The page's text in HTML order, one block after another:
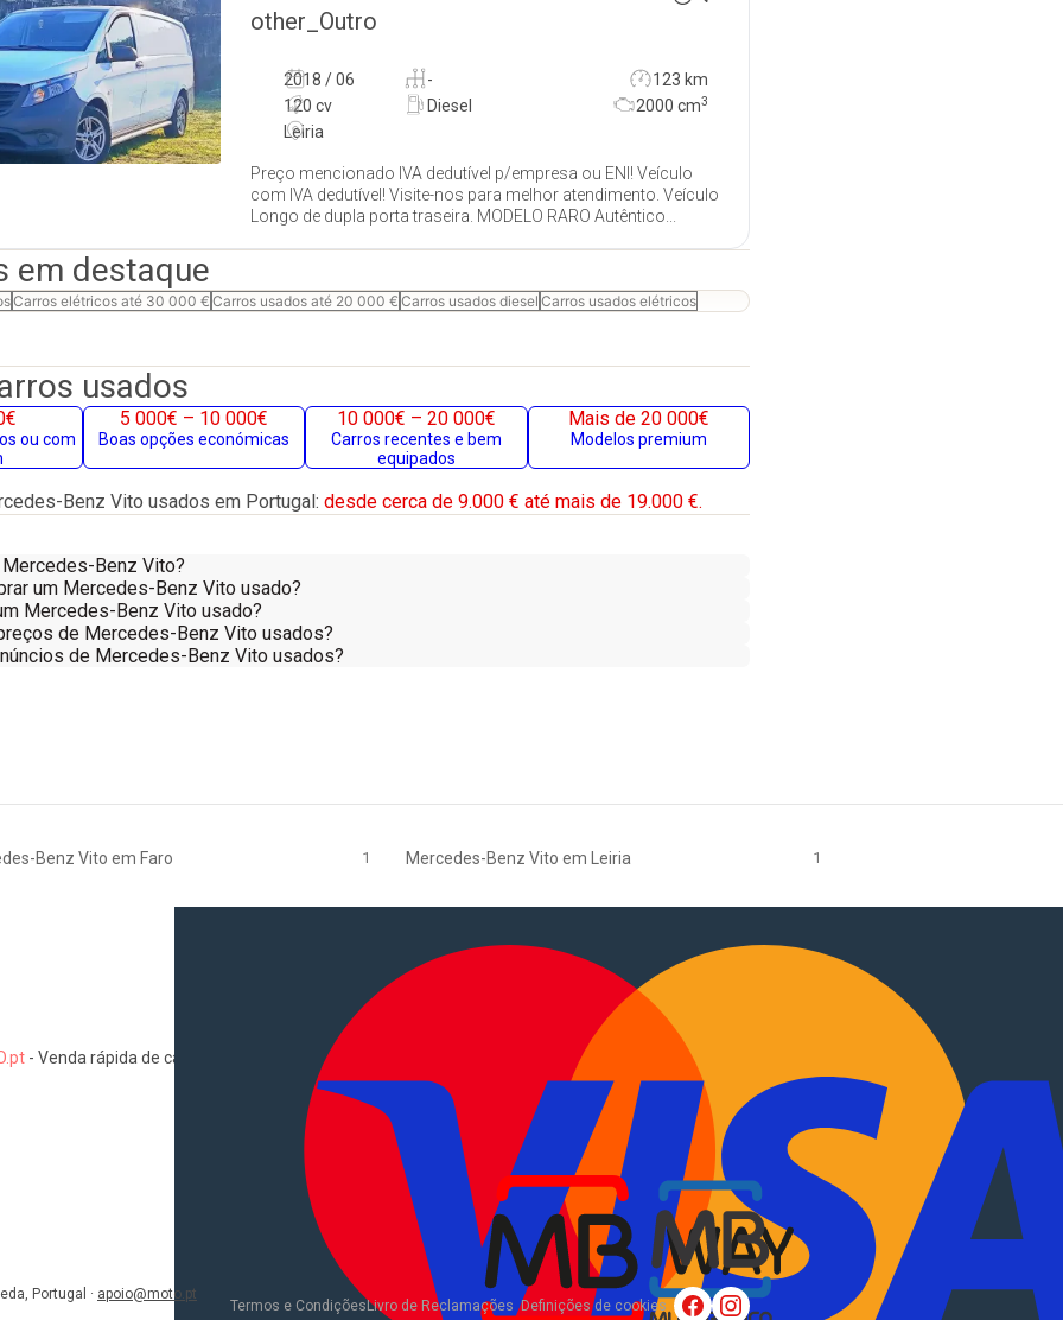
other_Outro
2018 / 06 -
123 km
120 cv
Diesel 2000 cm3
Leiria
Preço mencionado IVA dedutível p/empresa ou ENI! Veículo
com IVA dedutível! Visite-nos para melhor atendimento. Veículo
Longo de dupla porta traseira. MODELO RARO Autêntico...
em destaque
Carros elétricos até 30 000 € Carros usados até 20 000 € Carros usados diesel Carros usados elétricos
usados
ou com
5 000€ – 10 000€
Boas opções económicas
10 000€ – 20 000€
Carros recentes e bem
equipados
Mais de 20 000€
Modelos premium
Benz Vito usados em Portugal: desde cerca de 9.000 € até mais de 19.000 €.
Benz Vito?
um Mercedes-Benz Vito usado?
Mercedes-Benz Vito usado?
de Mercedes-Benz Vito usados?
de Mercedes-Benz Vito usados?
Benz Vito em Faro 1 Mercedes-Benz Vito em Leiria 1
- Venda rápida de carros, motas, comerciais, pesados, camiões, autocaravanas
Informações
Como comprar e vender
Pacotes de anúncios
Verificar VIN e matrícula
Sobre Nós
Portugal · apoio@moto.pt
Termos e Condições Livro de Reclamações Definições de cookies